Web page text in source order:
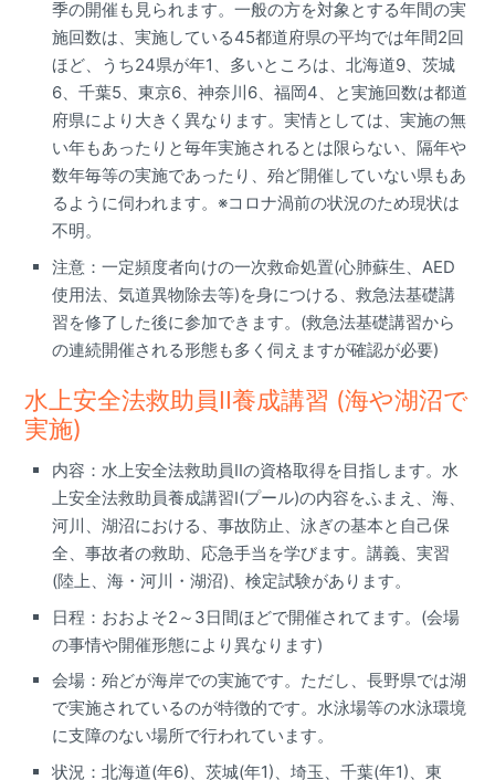
季の開催も見られます。一般の方を対象とする年間の実
施回数は、実施している45都道府県の平均では年間2回
ほど、うち24県が年1、多いところは、北海道9、茨城
6、千葉5、東京6、神奈川6、福岡4、と実施回数は都道
府県により大きく異なります。実情としては、実施の無
い年もあったりと毎年実施されるとは限らない、隔年や
数年毎等の実施であったり、殆ど開催していない県もあ
るように伺われます。※コロナ渦前の状況のため現状は
不明。
注意：一定頻度者向けの一次救命処置(心肺蘇生、AED
使用法、気道異物除去等)を身につける、救急法基礎講
習を修了した後に参加できます。(救急法基礎講習から
の連続開催される形態も多く伺えますが確認が必要)
水上安全法救助員II養成講習 (海や湖沼で
実施)
内容：水上安全法救助員IIの資格取得を目指します。水
上安全法救助員養成講習I(プール)の内容をふまえ、海、
河川、湖沼における、事故防止、泳ぎの基本と自己保
全、事故者の救助、応急手当を学びます。講義、実習
(陸上、海・河川・湖沼)、検定試験があります。
日程：おおよそ2～3日間ほどで開催されてます。(会場
の事情や開催形態により異なります)
会場：殆どが海岸での実施です。ただし、長野県では湖
で実施されているのが特徴的です。水泳場等の水泳環境
に支障のない場所で行われています。
状況：北海道(年6)、茨城(年1)、埼玉、千葉(年1)、東